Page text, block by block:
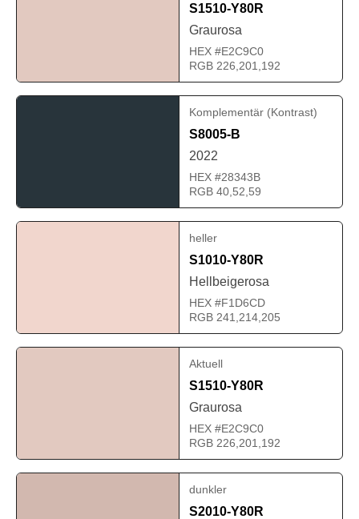
S1510-Y80R
Graurosa
HEX #E2C9C0
RGB 226,201,192
Komplementär (Kontrast)
S8005-B
2022
HEX #28343B
RGB 40,52,59
heller
S1010-Y80R
Hellbeigerosa
HEX #F1D6CD
RGB 241,214,205
Aktuell
S1510-Y80R
Graurosa
HEX #E2C9C0
RGB 226,201,192
dunkler
S2010-Y80R